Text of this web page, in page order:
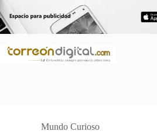
al
contenido
Mundo Curioso